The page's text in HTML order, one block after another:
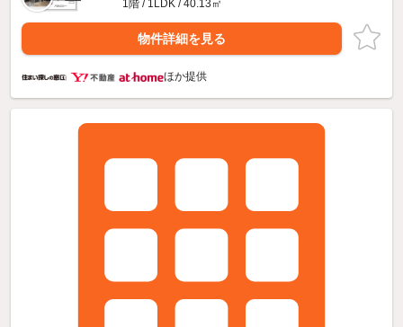
1階 / 1LDK / 40.13㎡
物件詳細を見る
ほか提供